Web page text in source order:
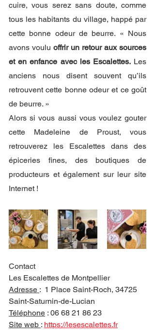
cuire, vous serez sans doute, comme
tous les habitants du village, happé par
cette bonne odeur de beurre. « Nous
avons voulu offrir un retour aux sources
et en enfance avec les Escalettes. Les
anciens nous disent souvent qu’ils
retrouvent cette bonne odeur et ce goût
de beurre. »
Alors si vous aussi vous voulez gouter
cette Madeleine de Proust, vous
retrouverez les Escalettes dans des
épiceries fines, des boutiques de
producteurs et également sur leur site
Internet !
Contact
Les Escalettes de Montpellier
Adresse :  1 Place Saint-Roch, 34725
Saint-Saturnin-de-Lucian
Téléphone : 06 68 21 86 23
Site web : https://lesescalettes.fr